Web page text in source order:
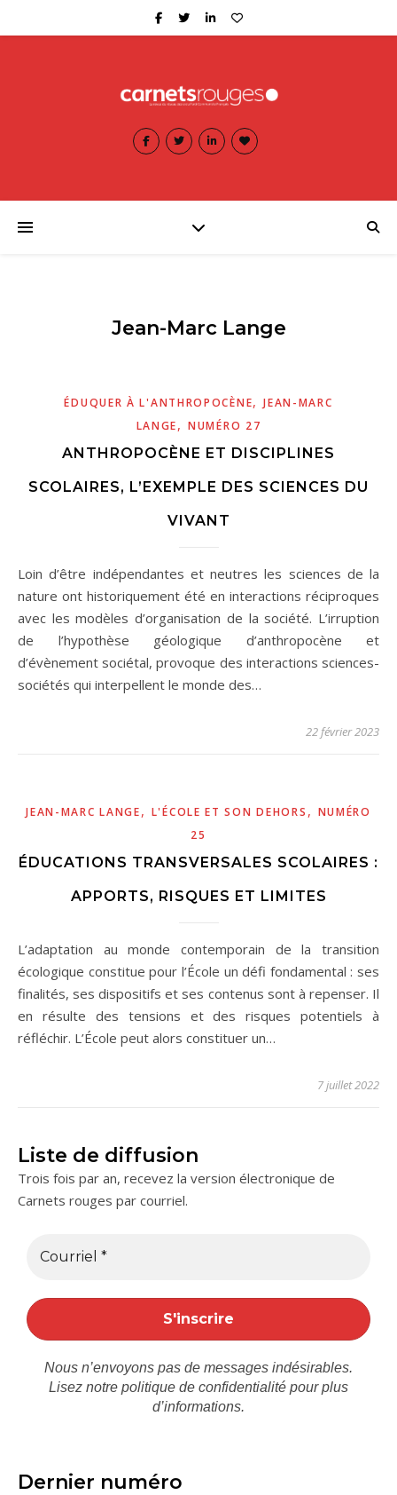
Jean-Marc Lange
ÉDUQUER À L'ANTHROPOCÈNE,JEAN-MARC
LANGE,NUMÉRO 27
ANTHROPOCÈNE ET DISCIPLINES
SCOLAIRES, L’EXEMPLE DES SCIENCES DU
VIVANT
Loin d’être indépendantes et neutres les sciences de la
nature ont historiquement été en interactions réciproques
avec les modèles d’organisation de la société. L’irruption
de l’hypothèse géologique d’anthropocène et
d’évènement sociétal, provoque des interactions sciences-
sociétés qui interpellent le monde des…
22 février 2023
JEAN-MARC LANGE, L'ÉCOLE ET SON DEHORS , NUMÉRO
25
ÉDUCATIONS TRANSVERSALES SCOLAIRES :
APPORTS, RISQUES ET LIMITES
L’adaptation au monde contemporain de la transition
écologique constitue pour l’École un défi fondamental : ses
finalités, ses dispositifs et ses contenus sont à repenser. Il
en résulte des tensions et des risques potentiels à
réfléchir. L’École peut alors constituer un…
7 juillet 2022
Liste de diffusion
Trois fois par an, recevez la version électronique de
Carnets rouges par courriel.
Nous n’envoyons pas de messages indésirables.
Lisez notre politique de confidentialité pour plus
d’informations.
Dernier numéro